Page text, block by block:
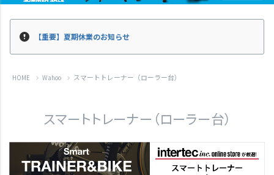
【重要】夏期休業のお知らせ
HOME Wahoo スマートトレーナー（ローラー台）
スマートトレーナー（ローラー台）